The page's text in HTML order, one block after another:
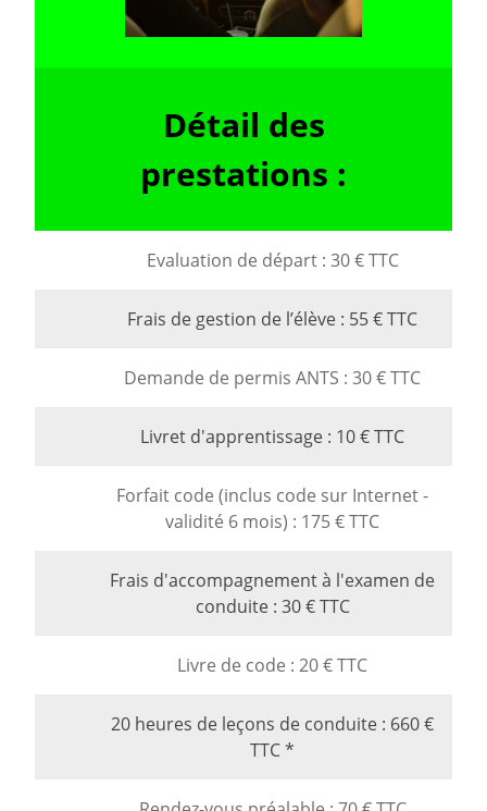
Détail des
prestations :
Evaluation de départ : 30 € TTC
Frais de gestion de l’élève : 55 € TTC
Demande de permis ANTS : 30 € TTC
Livret d'apprentissage : 10 € TTC
Forfait code (inclus code sur Internet -
validité 6 mois) : 175 € TTC
Frais d'accompagnement à l'examen de
conduite : 30 € TTC
Livre de code : 20 € TTC
20 heures de leçons de conduite : 660 €
TTC *